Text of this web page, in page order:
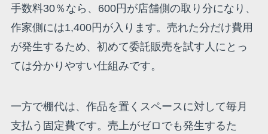
手数料30％なら、600円が店舗側の取り分になり、
作家側には1,400円が入ります。売れた分だけ費用
が発生するため、初めて委託販売を試す人にとっ
ては分かりやすい仕組みです。
一方で棚代は、作品を置くスペースに対して毎月
支払う固定費です。売上がゼロでも発生するた